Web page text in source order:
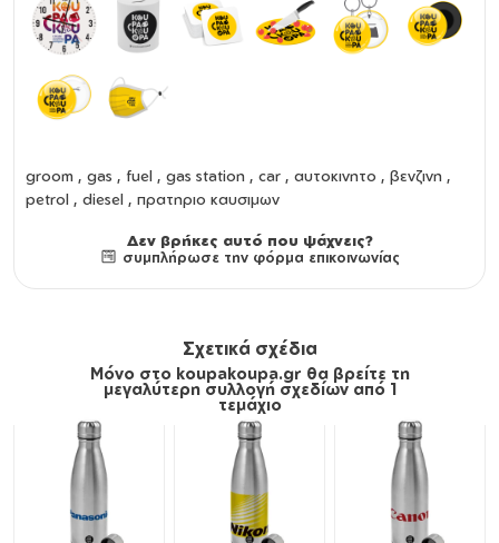
groom , gas , fuel , gas station , car , αυτοκινητο , βενζινη ,
petrol , diesel , πρατηριο καυσιμων
Δεν βρήκες αυτό που ψάχνεις?
συμπλήρωσε την φόρμα επικοινωνίας
Σχετικά σχέδια
Μόνο στο koupakoupa.gr θα βρείτε τη
μεγαλύτερη συλλογή σχεδίων από 1
τεμάχιο